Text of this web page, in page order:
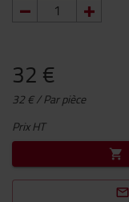
32 €
32 € / Par pièce
Prix HT